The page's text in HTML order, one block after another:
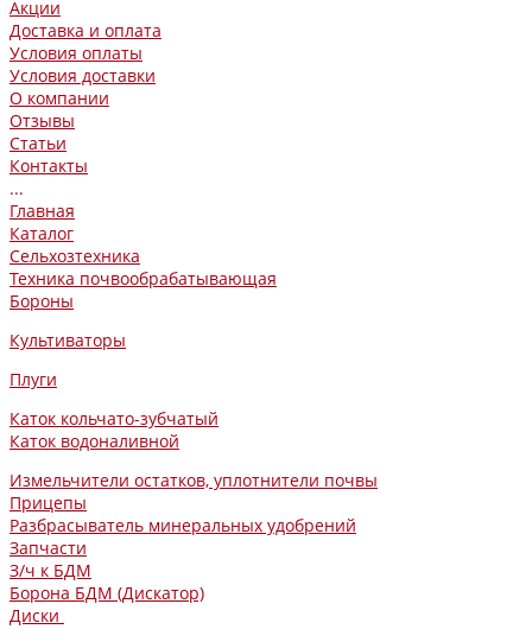
Акции
Доставка и оплата
Условия оплаты
Условия доставки
О компании
Отзывы
Статьи
Контакты
...
Главная
Каталог
Сельхозтехника
Техника почвообрабатывающая
Бороны
Культиваторы
Плуги
Каток кольчато-зубчатый
Каток водоналивной
Измельчители остатков, уплотнители почвы
Прицепы
Разбрасыватель минеральных удобрений
Запчасти
З/ч к БДМ
Борона БДМ (Дискатор)
Диски